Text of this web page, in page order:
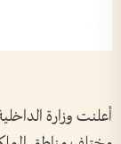
أعلنت وزارة